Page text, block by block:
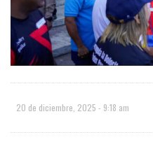
20 de diciembre, 2025 - 9:18 am